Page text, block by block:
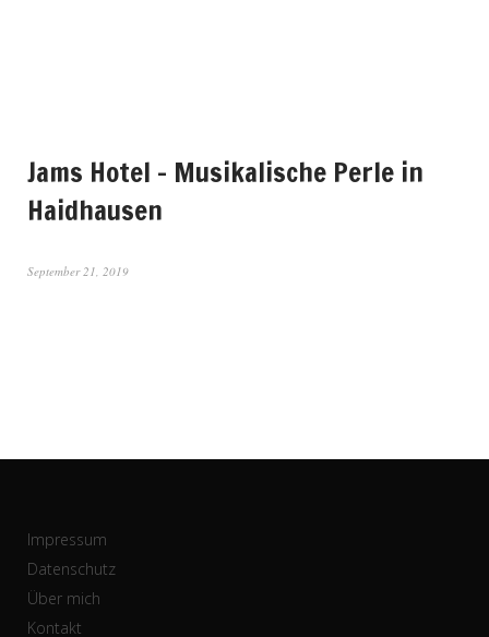
Jams Hotel – Musikalische Perle in
Haidhausen
September 21, 2019
Impressum
Datenschutz
Über mich
Kontakt